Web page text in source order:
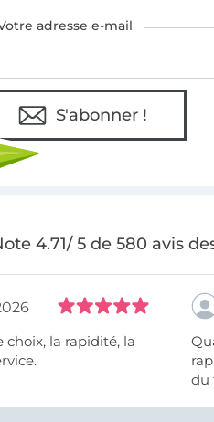
adresse e-mail
S'abonner !
4.71/ 5 de 580 avis
du